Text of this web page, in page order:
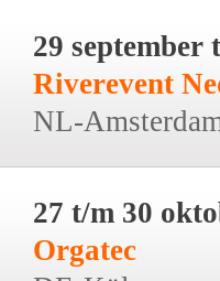
29 september
Riverevent
NL-
27 t/m 30
Orgatec